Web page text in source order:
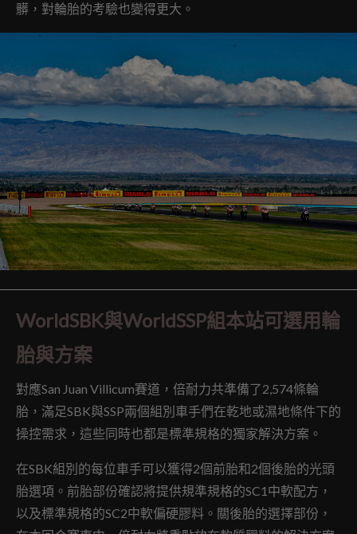
髒，對輪胎的考驗也變得更大。
WorldSBK與WorldSSP組本站可選用輪
胎與方案
對應San Juan Villicum賽道，倍耐力共準備了2,574條輪
胎，滿足SBK與SSP兩個組別車手們在乾地或濕地條件下的
操控需求，這些同時也都是標準規格的獨家解決方案。
在SBK組別的每位車手可以獲得2個前胎和2個後胎的光頭
胎選項。前胎部份確認將提供規準規格的SC1中軟配方，
以及標準規格的SC2中軟偏硬膠料。關後胎的選擇部份，